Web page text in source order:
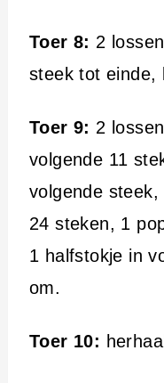
Toer 8: 2
steek tot einde,
Toer 9: 2
volgende 11
volgende
24 steken, 1
1 halfstokje in
om.
Toer 10: